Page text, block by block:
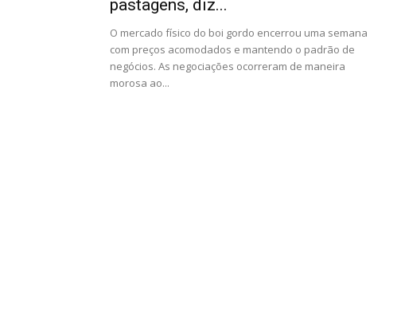
pastagens, diz...
O mercado físico do boi gordo encerrou uma semana
com preços acomodados e mantendo o padrão de
negócios. As negociações ocorreram de maneira
morosa ao...